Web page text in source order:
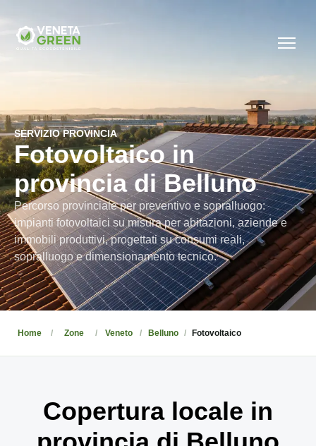
SERVIZIO PROVINCIA
Fotovoltaico in
provincia di Belluno
Percorso provinciale per preventivo e sopralluogo:
impianti fotovoltaici su misura per abitazioni, aziende e
immobili produttivi, progettati su consumi reali,
sopralluogo e dimensionamento tecnico.
Home Zone Veneto Belluno Fotovoltaico
Copertura locale in